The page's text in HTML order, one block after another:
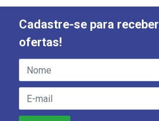
Cadastre-se para
ofertas!